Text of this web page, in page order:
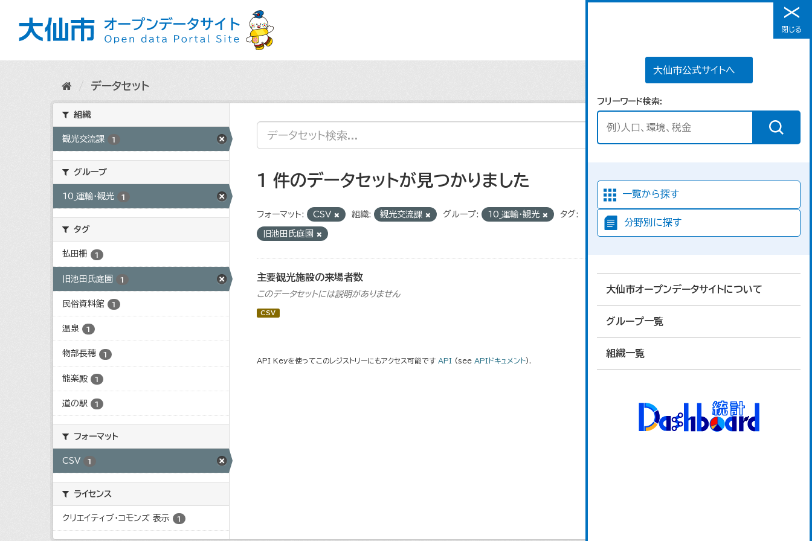
メニュー
大仙市公式サイトへ
フリーワード検索
一覧から探す
分野別に探す
大仙市オープンデータサイトについて
グループ一覧
組織一覧
閉じる
データセット
組織
観光交流課 1
グループ
10_運輸・観光 1
タグ
払田柵 1
旧池田氏庭園 1
民俗資料館 1
温泉 1
物部長穂 1
能楽殿 1
道の駅 1
フォーマット
CSV 1
ライセンス
クリエイティブ・コモンズ 表示 1
1 件のデータセットが見つかりました
フォーマット: CSV 組織: 観光交流課 グループ: 10_運輸・観光 タグ:
旧池田氏庭園
主要観光施設の来場者数
このデータセットには説明がありません
CSV
API Keyを使ってこのレジストリーにもアクセス可能です API (see APIドキュメント).